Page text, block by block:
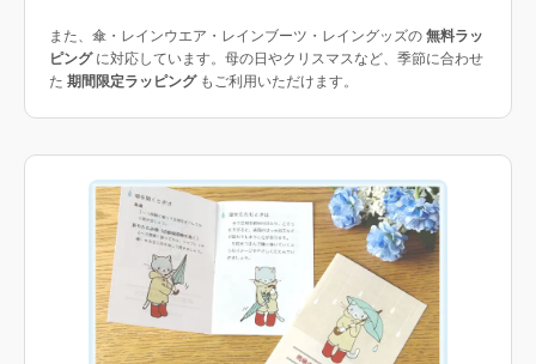
また、傘・レインウエア・レインブーツ・レイングッズの 無料ラッ
ピングに対応しています。母の日やクリスマスなど、季節に合わせ
た 期間限定ラッピングもご利用いただけます。